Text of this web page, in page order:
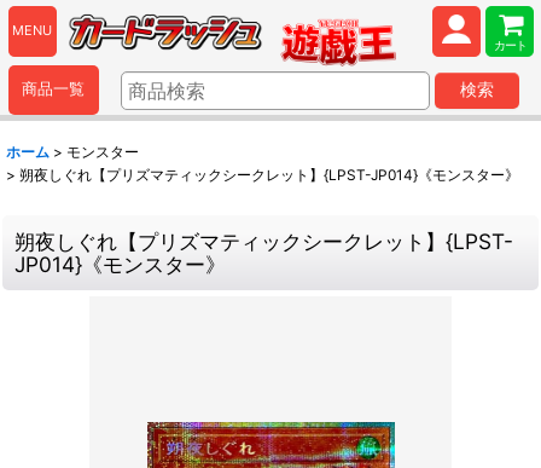
MENU
カート
商品一覧 検索
ホーム > モンスター
> 朔夜しぐれ【プリズマティックシークレット】{LPST-JP014}《モンスター》
朔夜しぐれ【プリズマティックシークレット】{LPST-
JP014}《モンスター》